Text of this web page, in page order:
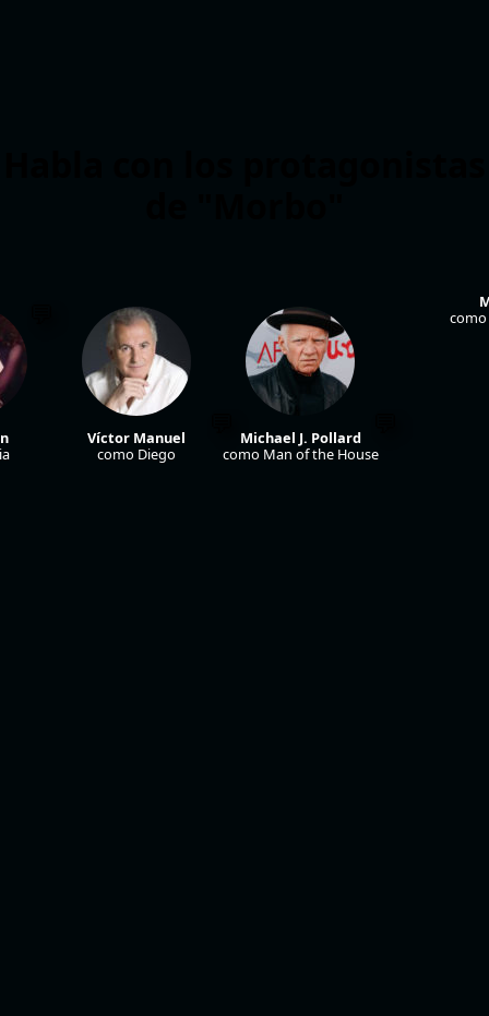
Víctor Manuel
como Diego
Michael J. Pollard
como Man of the House